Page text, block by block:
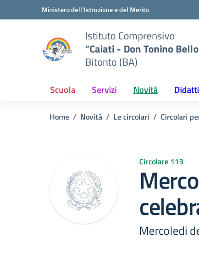
Vai ai contenuti
Vai al menu di navigazioneMinistero dell'Istruzione e del Merito
Istituto Comprensivo
"Caiati - Don Tonino
Bitonto (BA)
Scuola Servizi Novità
Home Novità Le circolari Circolari
Circolare 113
Mercoledi